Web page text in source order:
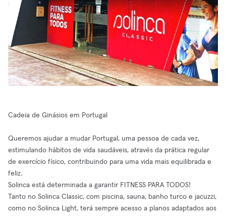
Cadeia de Ginásios em Portugal
Queremos ajudar a mudar Portugal, uma pessoa de cada vez,
estimulando hábitos de vida saudáveis, através da prática regular
de exercício físico, contribuindo para uma vida mais equilibrada e
feliz.
Solinca está determinada a garantir FITNESS PARA TODOS!
Tanto no Solinca Classic, com piscina, sauna, banho turco e jacuzzi,
como no Solinca Light, terá sempre acesso a planos adaptados aos